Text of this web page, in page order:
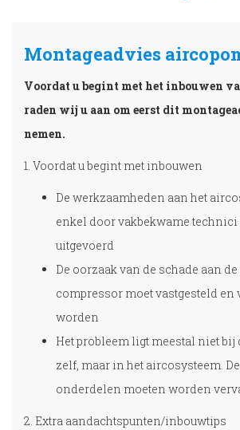
Montageadvies
Voordat u begint met het inbouwen
raden wij u aan om eerst dit
nemen.
1. Voordat u begint met inbouwen
De werkzaamheden aan het
enkel door vakbekwame
uitgevoerd
De oorzaak van de schade aan de
compressor moet vastgesteld en
worden
Het probleem ligt meestal niet bij
zelf, maar in het aircosysteem.
onderdelen moeten worden
2. Extra aandachtspunten/inbouwtips